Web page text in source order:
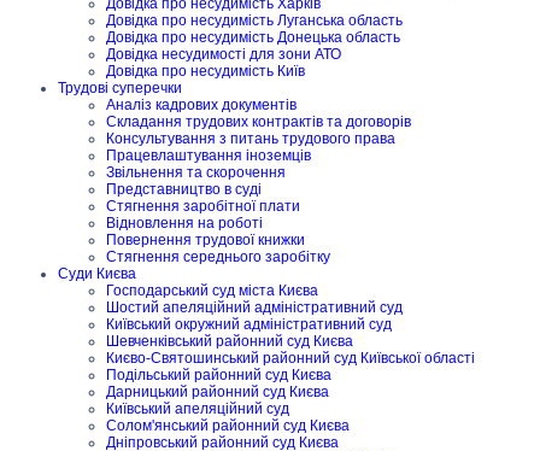
Довідка про несудимість Харків
Довідка про несудимість Луганська область
Довідка про несудимість Донецька область
Довідка несудимості для зони АТО
Довідка про несудимість Київ
Трудові суперечки
Аналіз кадрових документів
Складання трудових контрактів та договорів
Консультування з питань трудового права
Працевлаштування іноземців
Звільнення та скорочення
Представництво в суді
Стягнення заробітної плати
Відновлення на роботі
Повернення трудової книжки
Стягнення середнього заробітку
Суди Києва
Господарський суд міста Києва
Шостий апеляційний адміністративний суд
Київський окружний адміністративний суд
Шевченківський районний суд Києва
Києво-Святошинський районний суд Київської області
Подільський районний суд Києва
Дарницький районний суд Києва
Київський апеляційний суд
Солом'янський районний суд Києва
Дніпровський районний суд Києва